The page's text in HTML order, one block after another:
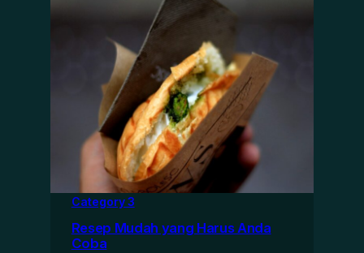
Category 3
Resep Mudah yang Harus Anda
Coba